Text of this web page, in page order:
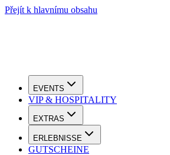
Přejít k hlavnímu obsahu
EVENTS
VIP & HOSPITALITY
EXTRAS
ERLEBNISSE
GUTSCHEINE